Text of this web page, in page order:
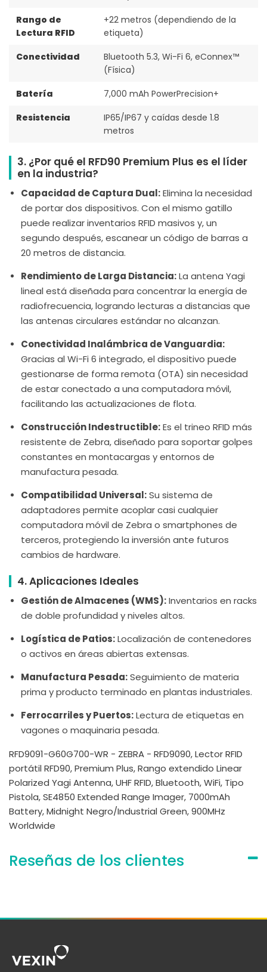
Rango de
Lectura RFID
+22 metros (dependiendo de la
etiqueta)
Conectividad
Bluetooth 5.3, Wi-Fi 6, eConnex™
(Física)
Batería
7,000 mAh PowerPrecision+
Resistencia
IP65/IP67 y caídas desde 1.8
metros
3. ¿Por qué el RFD90 Premium Plus es el líder
en la industria?
Capacidad de Captura Dual:Elimina la necesidad
de portar dos dispositivos. Con el mismo gatillo
puede realizar inventarios RFID masivos y, un
segundo después, escanear un código de barras a
20 metros de distancia.
Rendimiento de Larga Distancia:La antena Yagi
lineal está diseñada para concentrar la energía de
radiofrecuencia, logrando lecturas a distancias que
las antenas circulares estándar no alcanzan.
Conectividad Inalámbrica de Vanguardia:
Gracias al Wi-Fi 6 integrado, el dispositivo puede
gestionarse de forma remota (OTA) sin necesidad
de estar conectado a una computadora móvil,
facilitando las actualizaciones de flota.
Construcción Indestructible:Es el trineo RFID más
resistente de Zebra, diseñado para soportar golpes
constantes en montacargas y entornos de
manufactura pesada.
Compatibilidad Universal:Su sistema de
adaptadores permite acoplar casi cualquier
computadora móvil de Zebra o smartphones de
terceros, protegiendo la inversión ante futuros
cambios de hardware.
4. Aplicaciones Ideales
Gestión de Almacenes (WMS):Inventarios en racks
de doble profundidad y niveles altos.
Logística de Patios:Localización de contenedores
o activos en áreas abiertas extensas.
Manufactura Pesada:Seguimiento de materia
prima y producto terminado en plantas industriales.
Ferrocarriles y Puertos:Lectura de etiquetas en
vagones o maquinaria pesada.
RFD9091-G60G700-WR - ZEBRA - RFD9090, Lector RFID
portátil RFD90, Premium Plus, Rango extendido Linear
Polarized Yagi Antenna, UHF RFID, Bluetooth, WiFi, Tipo
Pistola, SE4850 Extended Range Imager, 7000mAh
Battery, Midnight Negro/Industrial Green, 900MHz
Worldwide
Reseñas de los clientes